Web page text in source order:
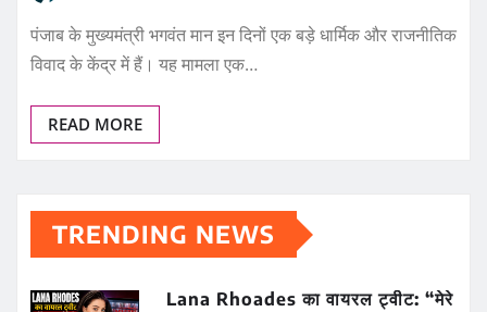
पंजाब के मुख्यमंत्री भगवंत मान इन दिनों एक बड़े धार्मिक और राजनीतिक
विवाद के केंद्र में हैं। यह मामला एक…
READ MORE
TRENDING NEWS
Lana Rhoades का वायरल ट्वीट: “मेरे